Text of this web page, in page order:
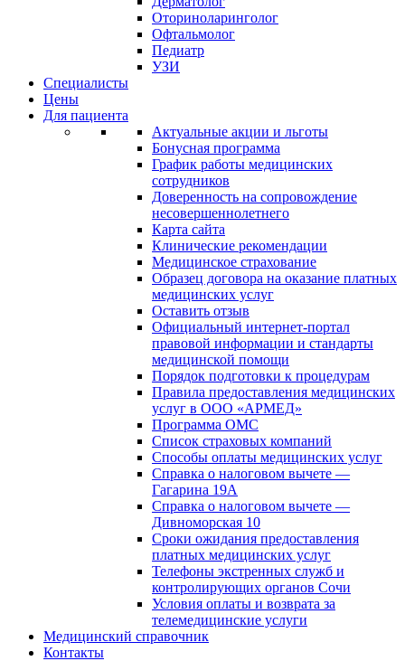
Оториноларинголог
Офтальмолог
Педиатр
УЗИ
Специалисты
Цены
Для пациента
Актуальные акции и льготы
Бонусная программа
График работы медицинских
сотрудников
Доверенность на сопровождение
несовершеннолетнего
Карта сайта
Клинические рекомендации
Медицинское страхование
Образец договора на оказание платных
медицинских услуг
Оставить отзыв
Официальный интернет-портал
правовой информации и стандарты
медицинской помощи
Порядок подготовки к процедурам
Правила предоставления медицинских
услуг в ООО «АРМЕД»
Программа ОМС
Список страховых компаний
Способы оплаты медицинских услуг
Справка о налоговом вычете —
Гагарина 19А
Справка о налоговом вычете —
Дивноморская 10
Сроки ожидания предоставления
платных медицинских услуг
Телефоны экстренных служб и
контролирующих органов Сочи
Условия оплаты и возврата за
телемедицинские услуги
Медицинский справочник
Контакты